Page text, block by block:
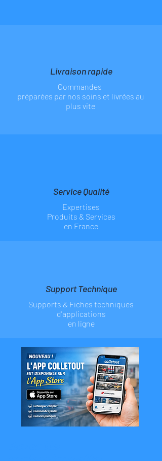
Livraison rapide
Commandes
préparées par nos soins et livrées au
plus vite
Service Qualité
Expertises
Produits & Services
en France
Support Technique
Supports & Fiches techniques
d'applications
en ligne